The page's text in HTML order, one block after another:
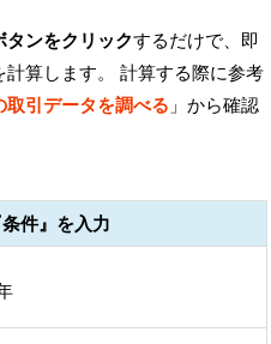
ンをクリックするだけで、即
算します。 計算する際に参考
取引データを調べる 」から確認
件』を入力